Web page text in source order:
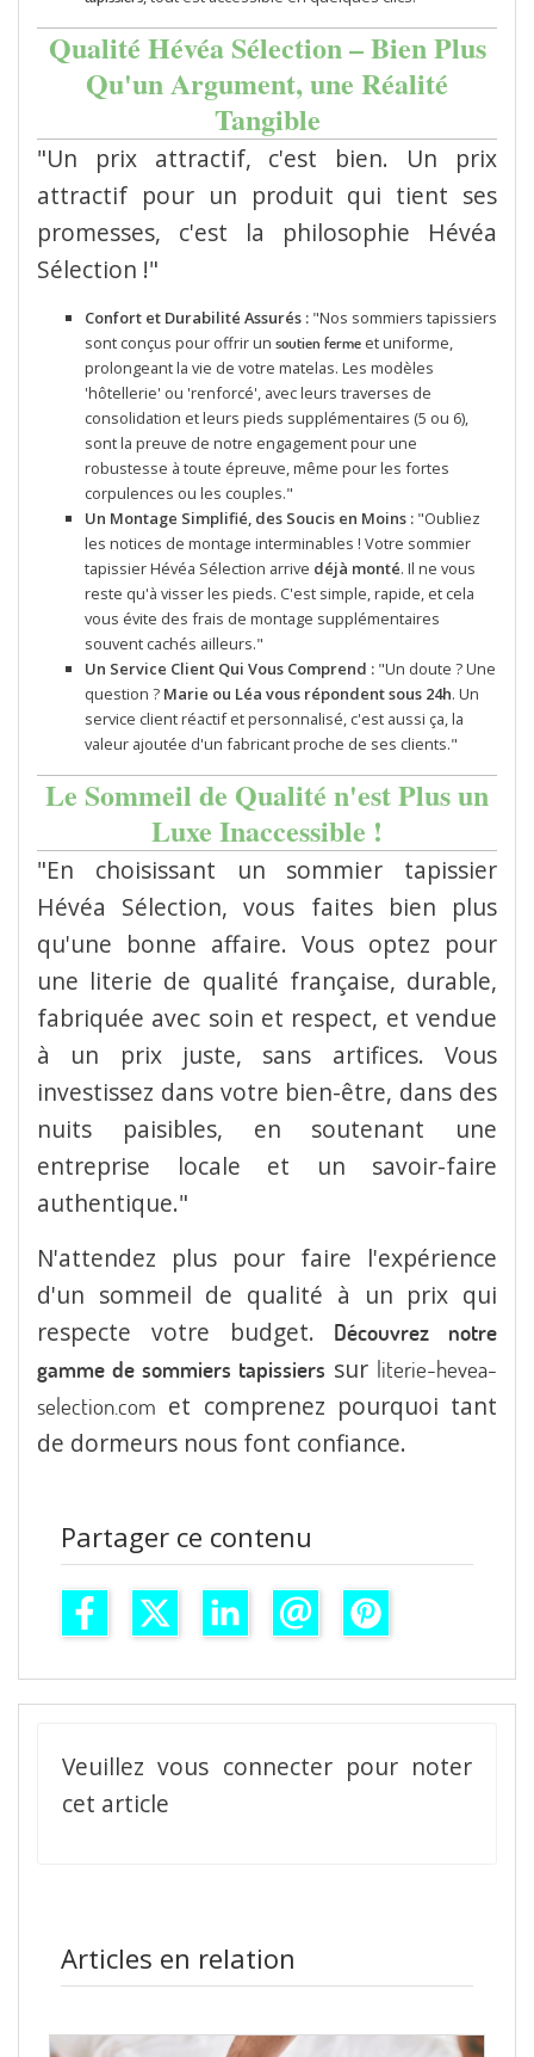
Qualité Hévéa Sélection – Bien Plus
Qu'un Argument, une Réalité
Tangible
"Un prix attractif, c'est bien. Un prix
attractif pour un produit qui tient ses
promesses, c'est la philosophie Hévéa
Sélection !"
Confort et Durabilité Assurés : "Nos sommiers tapissiers
sont conçus pour offrir un soutien ferme et uniforme,
prolongeant la vie de votre matelas. Les modèles
'hôtellerie' ou 'renforcé', avec leurs traverses de
consolidation et leurs pieds supplémentaires (5 ou 6),
sont la preuve de notre engagement pour une
robustesse à toute épreuve, même pour les fortes
corpulences ou les couples."
Un Montage Simplifié, des Soucis en Moins : "Oubliez
les notices de montage interminables ! Votre sommier
tapissier Hévéa Sélection arrive déjà monté. Il ne vous
reste qu'à visser les pieds. C'est simple, rapide, et cela
vous évite des frais de montage supplémentaires
souvent cachés ailleurs."
Un Service Client Qui Vous Comprend : "Un doute ? Une
question ? Marie ou Léa vous répondent sous 24h. Un
service client réactif et personnalisé, c'est aussi ça, la
valeur ajoutée d'un fabricant proche de ses clients."
Le Sommeil de Qualité n'est Plus un
Luxe Inaccessible !
"En choisissant un sommier tapissier
Hévéa Sélection, vous faites bien plus
qu'une bonne affaire. Vous optez pour
une literie de qualité française, durable,
fabriquée avec soin et respect, et vendue
à un prix juste, sans artifices. Vous
investissez dans votre bien-être, dans des
nuits paisibles, en soutenant une
entreprise locale et un savoir-faire
authentique."
N'attendez plus pour faire l'expérience
d'un sommeil de qualité à un prix qui
respecte votre budget. Découvrez notre
gamme de sommiers tapissiers sur literie-hevea-
selection.com et comprenez pourquoi tant
de dormeurs nous font confiance.
Partager ce contenu
Veuillez vous connecter pour noter
cet article
Articles en relation